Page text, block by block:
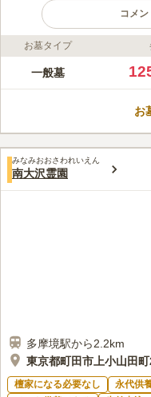
コメ
ライフドット編集部のコメント
南多摩都市霊園は、
の方でも安心して
必要です。
口コミ評価
みんなの評価
40代女性
墓地は坂の上にあ
お墓タイプ
一般墓
お
みなみおおさわれいえん
南大沢霊園
多摩境駅から2.2km
東京都町田市上小山田
檀家になる必要なし 永代供